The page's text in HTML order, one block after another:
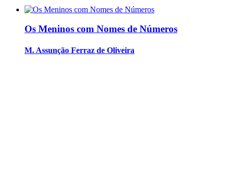
Os Meninos com Nomes de Números
M. Assunção Ferraz de Oliveira